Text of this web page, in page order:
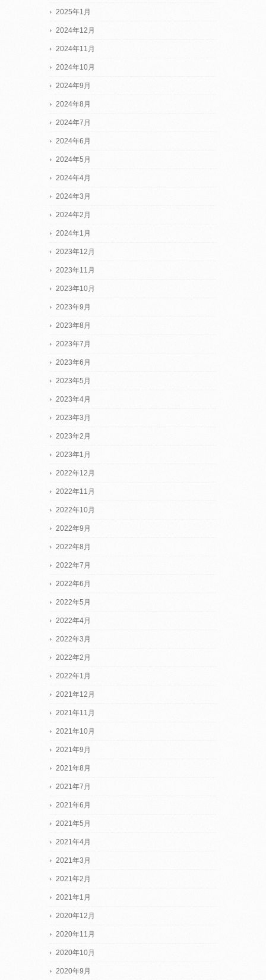
2025年1月
2024年12月
2024年11月
2024年10月
2024年9月
2024年8月
2024年7月
2024年6月
2024年5月
2024年4月
2024年3月
2024年2月
2024年1月
2023年12月
2023年11月
2023年10月
2023年9月
2023年8月
2023年7月
2023年6月
2023年5月
2023年4月
2023年3月
2023年2月
2023年1月
2022年12月
2022年11月
2022年10月
2022年9月
2022年8月
2022年7月
2022年6月
2022年5月
2022年4月
2022年3月
2022年2月
2022年1月
2021年12月
2021年11月
2021年10月
2021年9月
2021年8月
2021年7月
2021年6月
2021年5月
2021年4月
2021年3月
2021年2月
2021年1月
2020年12月
2020年11月
2020年10月
2020年9月